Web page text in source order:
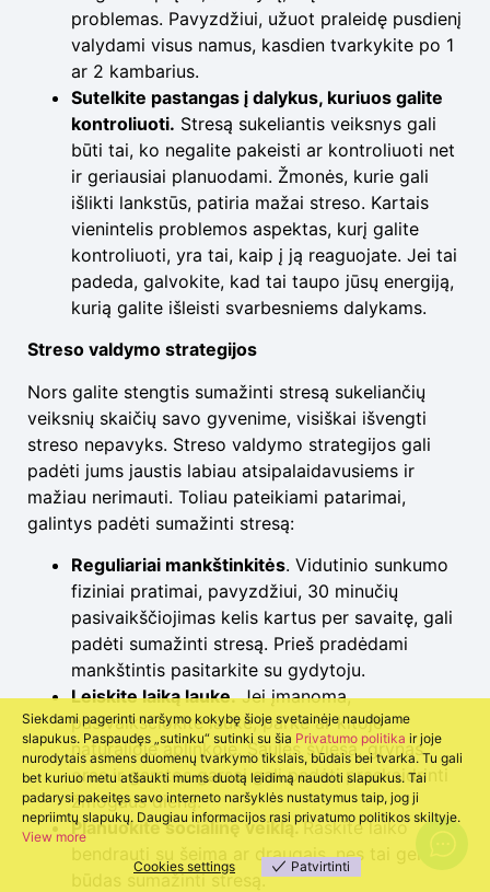
problemas. Pavyzdžiui, užuot praleidę pusdienį
valydami visus namus, kasdien tvarkykite po 1
ar 2 kambarius.
Sutelkite pastangas į dalykus, kuriuos galite
kontroliuoti. Stresą sukeliantis veiksnys gali
būti tai, ko negalite pakeisti ar kontroliuoti net
ir geriausiai planuodami. Žmonės, kurie gali
išlikti lankstūs, patiria mažai streso. Kartais
vienintelis problemos aspektas, kurį galite
kontroliuoti, yra tai, kaip į ją reaguojate. Jei tai
padeda, galvokite, kad tai taupo jūsų energiją,
kurią galite išleisti svarbesniems dalykams.
Streso valdymo strategijos
Nors galite stengtis sumažinti stresą sukeliančių
veiksnių skaičių savo gyvenime, visiškai išvengti
streso nepavyks. Streso valdymo strategijos gali
padėti jums jaustis labiau atsipalaidavusiems ir
mažiau nerimauti. Toliau pateikiami patarimai,
galintys padėti sumažinti stresą:
Reguliariai mankštinkitės. Vidutinio sunkumo
fiziniai pratimai, pavyzdžiui, 30 minučių
pasivaikščiojimas kelis kartus per savaitę, gali
padėti sumažinti stresą. Prieš pradėdami
mankštintis pasitarkite su gydytoju.
Leiskite laiką lauke.Jei įmanoma,
pasivaikščiokite lauke, parke ar kitoje
natūralioje aplinkoje. Saulės šviesa, grynas
oras ir gamtos garsai gali padėti praskaidrinti
žmogaus dieną.
Planuokite socialinę veiklą.Raskite laiko
bendrauti su šeima ar draugais, nes tai geras
būdas sumažinti stresą.
Siekdami pagerinti naršymo kokybę šioje svetainėje naudojame
slapukus. Paspaudęs „sutinku“ sutinki su šia Privatumo politika ir joje
nurodytais asmens duomenų tvarkymo tikslais, būdais bei tvarka. Tu gali
bet kuriuo metu atšaukti mums duotą leidimą naudoti slapukus. Tai
padarysi pakeitęs savo interneto naršyklės nustatymus taip, jog ji
nepriimtų slapukų. Daugiau informacijos rasi privatumo politikos skiltyje.
View more
Cookies settings
Patvirtinti